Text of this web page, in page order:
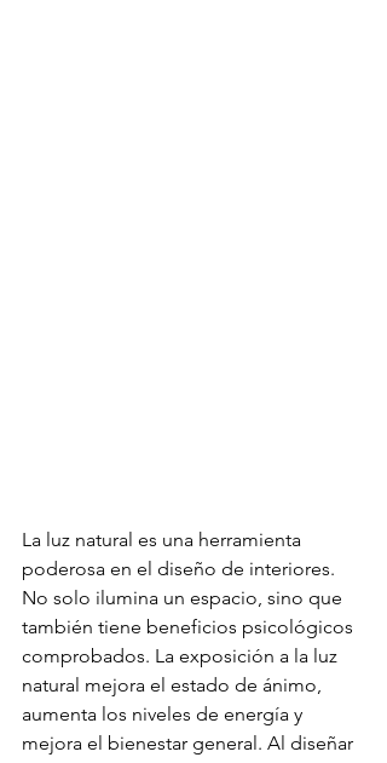
La luz natural es una herramienta
poderosa en el diseño de interiores.
No solo ilumina un espacio, sino que
también tiene beneficios psicológicos
comprobados. La exposición a la luz
natural mejora el estado de ánimo,
aumenta los niveles de energía y
mejora el bienestar general. Al diseñar